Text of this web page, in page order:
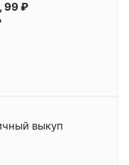
99 ₽
выкуп